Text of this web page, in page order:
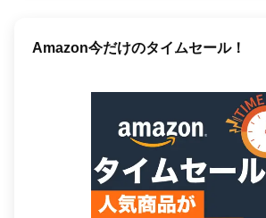
Amazon今だけのタイムセール！